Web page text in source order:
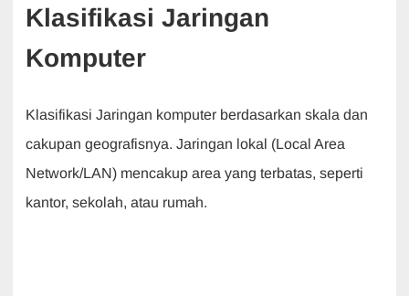
Klasifikasi Jaringan
Komputer
Klasifikasi Jaringan komputer berdasarkan skala dan
cakupan geografisnya. Jaringan lokal (Local Area
Network/LAN) mencakup area yang terbatas, seperti
kantor, sekolah, atau rumah.